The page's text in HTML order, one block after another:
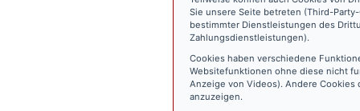
Sie unsere Seite betreten (Third-
bestimmter Dienstleistungen des
Zahlungsdienstleistungen).
Cookies haben verschiedene
Websitefunktionen ohne diese nicht
Anzeige von Videos). Andere
anzuzeigen.